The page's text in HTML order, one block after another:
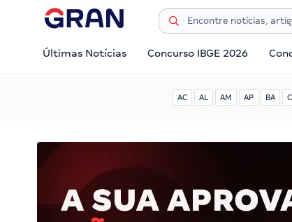
Últimas Notícias Concurso IBGE 2026
AC AL AM AP BA